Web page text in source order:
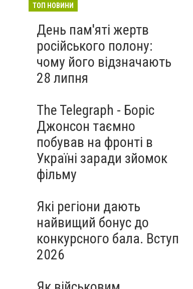
ЗСУ на Wildberries . 200 млрд
рф
ТОП НОВИНИ
День пам'яті жертв
російського полону:
чому його відзначають
28 липня
The Telegraph - Боріс
Джонсон таємно
побував на фронті в
Україні заради зйомок
фільму
Які регіони дають
найвищий бонус до
конкурсного бала. Вступ
2026